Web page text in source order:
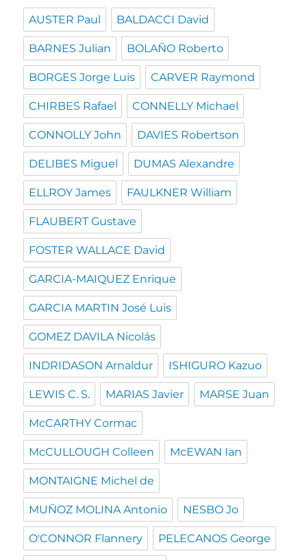
AUSTER Paul BALDACCI David
BARNES Julian BOLAÑO Roberto
BORGES Jorge Luis CARVER Raymond
CHIRBES Rafael CONNELLY Michael
CONNOLLY John DAVIES Robertson
DELIBES Miguel DUMAS Alexandre
ELLROY James FAULKNER William
FLAUBERT Gustave
FOSTER WALLACE David
GARCIA-MAIQUEZ Enrique
GARCIA MARTIN José Luis
GOMEZ DAVILA Nicolás
INDRIDASON Arnaldur ISHIGURO Kazuo
LEWIS C. S. MARIAS Javier MARSE Juan
McCARTHY Cormac
McCULLOUGH Colleen McEWAN Ian
MONTAIGNE Michel de
MUÑOZ MOLINA Antonio NESBO Jo
O'CONNOR Flannery PELECANOS George